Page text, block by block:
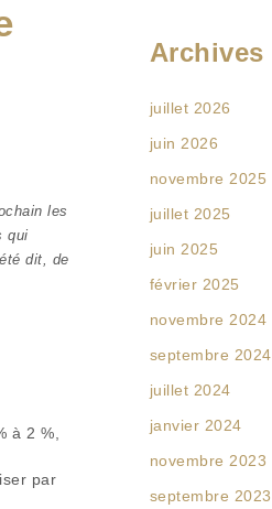
les
qui
dit, de
à 2 %,
par
Archives
juillet 2026
juin 2026
novembre 2025
juillet 2025
juin 2025
février 2025
novembre 2024
septembre 2024
juillet 2024
janvier 2024
novembre 2023
septembre 2023